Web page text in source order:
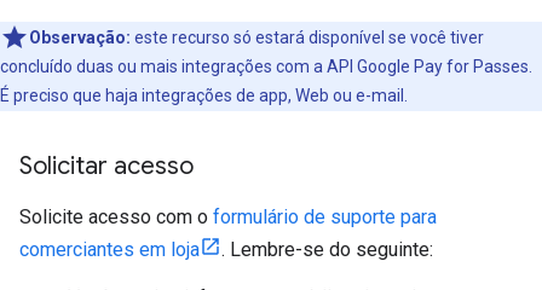
Observação: este recurso só estará disponível se você tiver
concluído duas ou mais integrações com a API Google Pay for Passes.
É preciso que haja integrações de app, Web ou e-mail.
Solicitar acesso
Solicite acesso com o formulário de suporte para
comerciantes em loja
. Lembre-se do seguinte: